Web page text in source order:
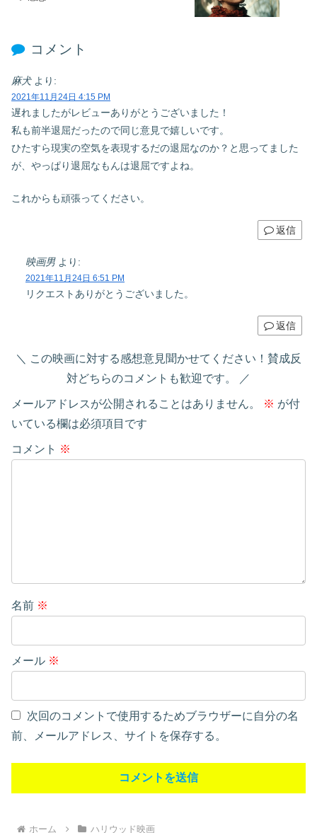
コメント
麻犬 より:
2021年11月24日 4:15 PM
遅れましたがレビューありがとうございました！
私も前半退屈だったので同じ意見で嬉しいです。
ひたすら現実の空気を表現するだの退屈なのか？と思ってました
が、やっぱり退屈なもんは退屈ですよね。
これからも頑張ってください。
返信
映画男 より:
2021年11月24日 6:51 PM
リクエストありがとうございました。
返信
この映画に対する感想意見聞かせてください！賛成反
対どちらのコメントも歓迎です。
メールアドレスが公開されることはありません。 ※ が付
いている欄は必須項目です
コメント ※
名前 ※
メール ※
次回のコメントで使用するためブラウザーに自分の名
前、メールアドレス、サイトを保存する。
ホーム ハリウッド映画